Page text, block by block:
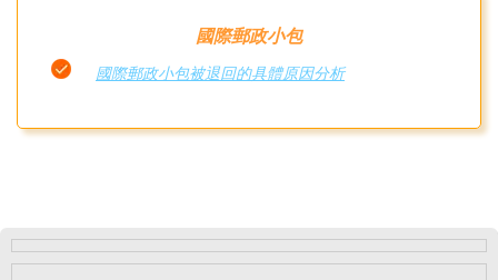
國際郵政小包
國際郵政小包被退回的具體原因分析